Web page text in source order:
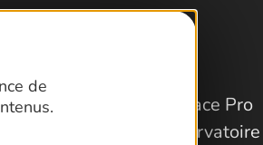
de
Espace Pro
Observatoire